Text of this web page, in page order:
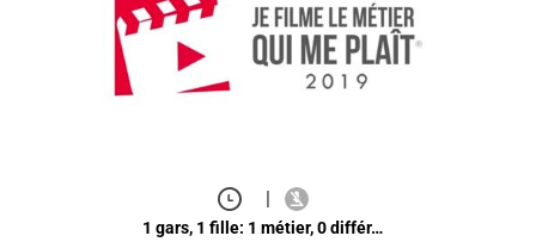
|
1 gars, 1 fille: 1 métier, 0 différ…